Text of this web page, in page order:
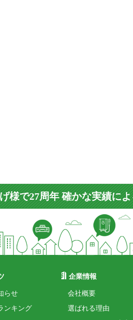
様で27周年 確かな実績に
らせ
ンキング
企業情報
会社概要
選ばれる理由